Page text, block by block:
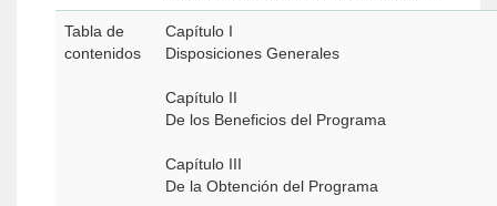
Tabla de
contenidos
Capítulo I
Disposiciones Generales
Capítulo II
De los Beneficios del Programa
Capítulo III
De la Obtención del Programa